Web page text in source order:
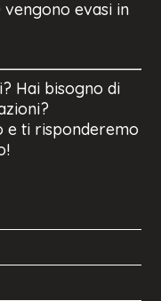
evasi in
Hai bisogno di
e ti risponderemo